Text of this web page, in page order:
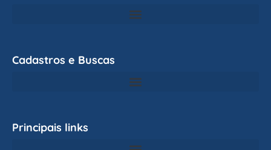
Cadastros e Buscas
Principais links